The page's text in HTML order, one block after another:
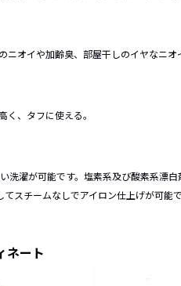
オイや加齢臭、部屋干しのイヤなニオ
く、タフに使える。
洗濯が可能です。塩素系及び酸素系漂
スチームなしでアイロン仕上げが可能
ネート